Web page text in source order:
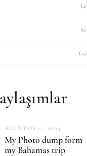
(4)
(6)
(10)
AĞUSTOS 11, 2023
My Photo dump form
my Bahamas trip